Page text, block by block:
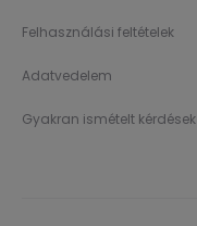
Felhasználási feltételek
Adatvedelem
Gyakran ismételt kérdések